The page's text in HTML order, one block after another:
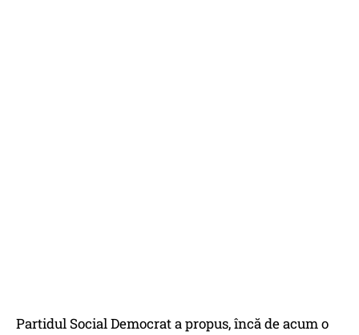
Partidul Social Democrat a propus, încă de acum o